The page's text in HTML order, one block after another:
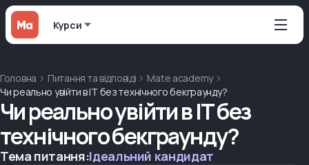
Курси
Головна Питання та відповіді
Mate academy
Чи реально увійти в IT без технічного бекграунду?
Чи реально увійти в IT без
технічного бекграунду?
Тема питання:Ідеальний кандидат